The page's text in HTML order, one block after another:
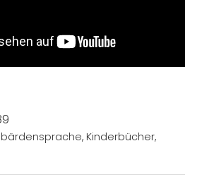
, Kinderbücher,